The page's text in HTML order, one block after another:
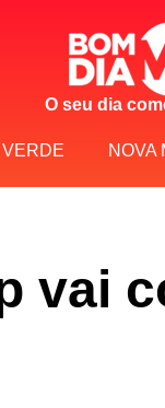
O seu dia
NOVA
vai